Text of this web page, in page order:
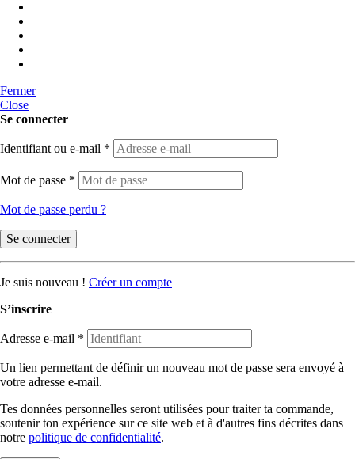
Fermer
Close
Se connecter
Identifiant ou e-mail *
Mot de passe *
Mot de passe perdu ?
Se connecter
Je suis nouveau ! Créer un compte
S’inscrire
Adresse e-mail *
Un lien permettant de définir un nouveau mot de passe sera envoyé à
votre adresse e-mail.
Tes données personnelles seront utilisées pour traiter ta commande,
soutenir ton expérience sur ce site web et à d'autres fins décrites dans
notre politique de confidentialité.